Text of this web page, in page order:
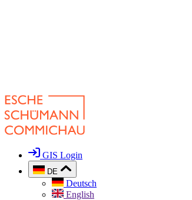
GIS Login
DE
Deutsch
English